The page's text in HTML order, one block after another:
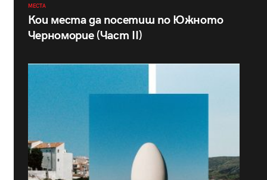
МЕСТА
Кои места да посетиш по Южното
Черноморие (Част II)